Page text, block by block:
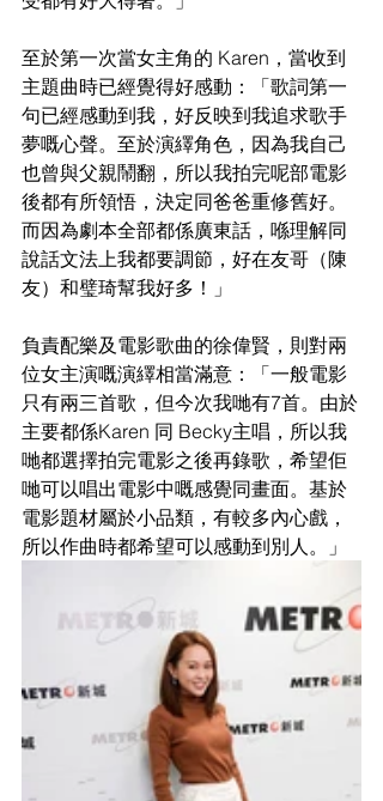
至於第一次當女主角的 Karen，當收到
主題曲時已經覺得好感動：「歌詞第一
句已經感動到我，好反映到我追求歌手
夢嘅心聲。至於演繹角色，因為我自己
也曾與父親鬧翻，所以我拍完呢部電影
後都有所領悟，決定同爸爸重修舊好。
而因為劇本全部都係廣東話，喺理解同
說話文法上我都要調節，好在友哥（陳
友）和璧琦幫我好多！」
負責配樂及電影歌曲的徐偉賢，則對兩
位女主演嘅演繹相當滿意：「一般電影
只有兩三首歌，但今次我哋有7首。由於
主要都係Karen 同 Becky主唱，所以我
哋都選擇拍完電影之後再錄歌，希望佢
哋可以唱出電影中嘅感覺同畫面。基於
電影題材屬於小品類，有較多內心戲，
所以作曲時都希望可以感動到別人。」